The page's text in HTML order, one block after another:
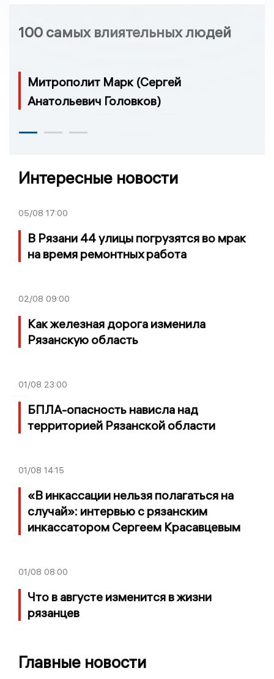
100 самых влиятельных людей
Митрополит Марк (Сергей
Анатольевич Головков)
Интересные новости
05/08 17:00
В Рязани 44 улицы погрузятся во мрак
на время ремонтных работа
02/08 09:00
Как железная дорога изменила
Рязанскую область
01/08 23:00
БПЛА-опасность нависла над
территорией Рязанской области
01/08 14:15
«В инкассации нельзя полагаться на
случай»: интервью с рязанским
инкассатором Сергеем Красавцевым
01/08 08:00
Что в августе изменится в жизни
рязанцев
Главные новости